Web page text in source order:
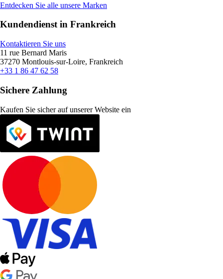
Entdecken Sie alle unsere Marken
Kundendienst in Frankreich
Kontaktieren Sie uns
11 rue Bernard Maris
37270 Montlouis-sur-Loire, Frankreich
+33 1 86 47 62 58
Sichere Zahlung
Kaufen Sie sicher auf unserer Website ein